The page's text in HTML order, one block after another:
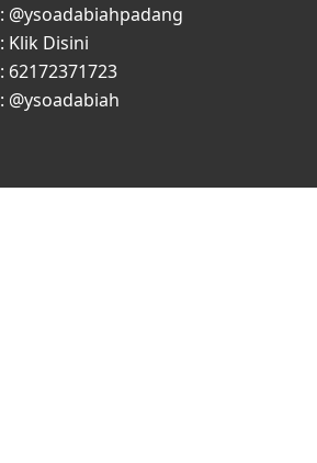
: @ysoadabiahpadang
: Klik Disini
: 62172371723
: @ysoadabiah